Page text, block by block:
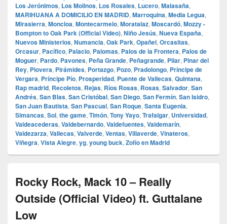
Los Jerónimos, Los Molinos, Los Rosales, Lucero, Malasaña,
MARIHUANA A DOMICILIO EN MADRID, Marroquina, Media Legua,
Mirasierra, Moncloa, Montecarmelo, Moratalaz, Moscardó, Mozzy -
Bompton to Oak Park (Official Video), Niño Jesús, Nueva España,
Nuevos Ministerios, Numancia, Oak Park, Opañel, Orcasitas,
Orcasur, Pacífico, Palacio, Palomas, Palos de la Frontera, Palos de
Moguer, Pardo, Pavones, Peña Grande, Peñagrande, Pilar, Pinar del
Rey, Piovera, Pirámides, Portazgo, Pozo, Pradolongo, Príncipe de
Vergara, Príncipe Pío, Prosperidad, Puente de Vallecas, Quintana,
Rap madrid, Recoletos, Rejas, Ríos Rosas, Rosas, Salvador, San
Andrés, San Blas, San Cristóbal, San Diego, San Fermín, San Isidro,
San Juan Bautista, San Pascual, San Roque, Santa Eugenia,
Simancas, Sol, the game, Timón, Tony Yayo, Trafalgar, Universidad,
Valdeacederas, Valdebernardo, Valdefuentes, Valdemarín,
Valdezarza, Vallecas, Valverde, Ventas, Villaverde, Vinateros,
Viñegra, Vista Alegre, yg, young buck, Zofío en Madrid
Rocky Rock, Mack 10 – Really
Outside (Official Video) ft. Guttalane
Low